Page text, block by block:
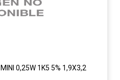
0,25W 1K5 5% 1,9X3,2